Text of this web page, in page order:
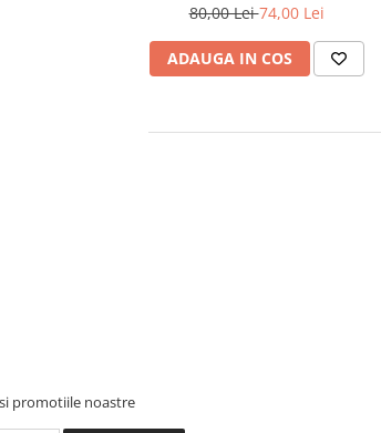
80,00 Lei74,00 Lei
ADAUGA IN COS
promotiile noastre